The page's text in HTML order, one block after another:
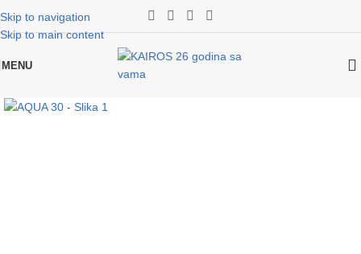
Skip to navigation
Skip to main content
MENU